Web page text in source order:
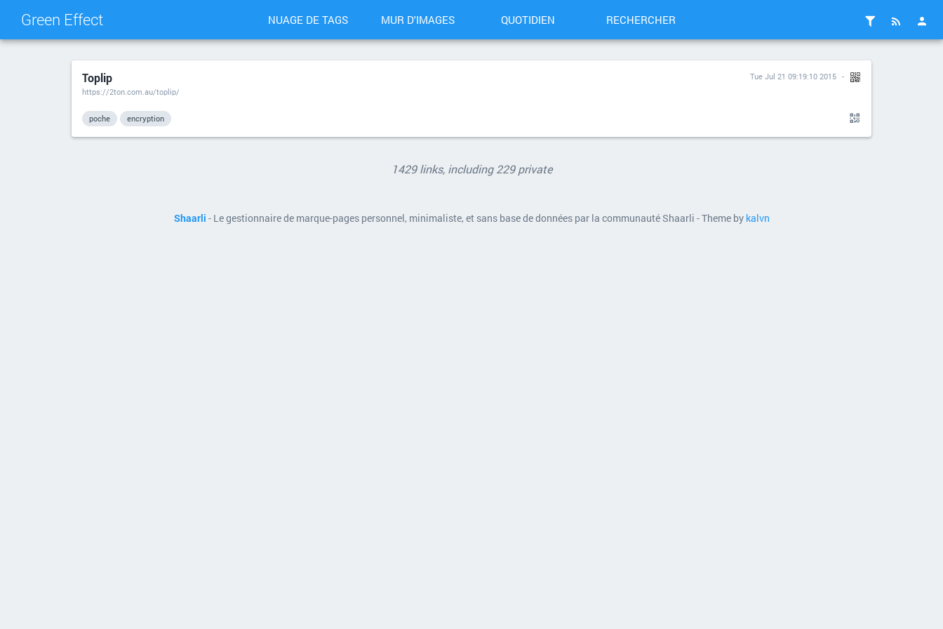
Green Effect NUAGE DE TAGS MUR D'IMAGES QUOTIDIEN RECHERCHER
Toplip
https://2ton.com.au/toplip/
Tue Jul 21 09:19:10 2015
poche encryption
1429 links, including 229 private
Shaarli - Le gestionnaire de marque-pages personnel, minimaliste, et sans base de données par la communauté Shaarli - Theme by kalvn